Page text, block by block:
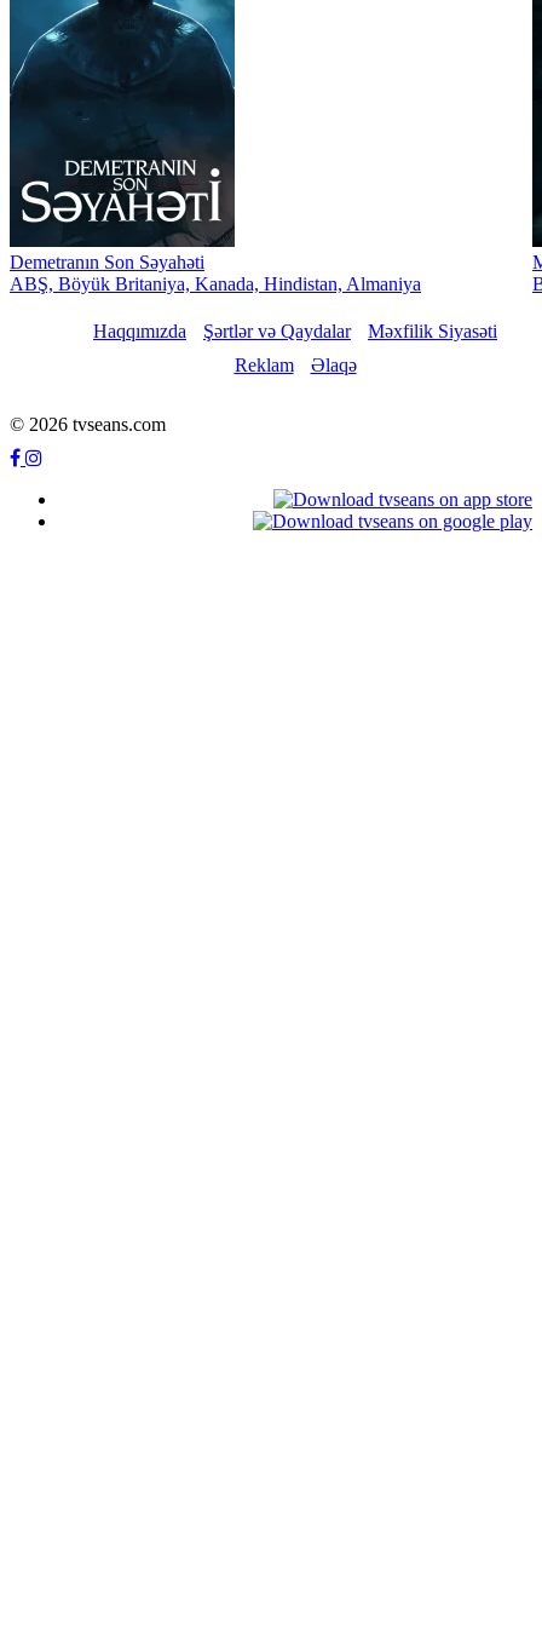
Demetranın Son Səyahəti
ABŞ, Böyük Britaniya, Kanada, Hindistan, Almaniya
Haqqımızda Şərtlər və Qaydalar
Məxfilik Siyasəti
Reklam
Əlaqə
© 2026 tvseans.com